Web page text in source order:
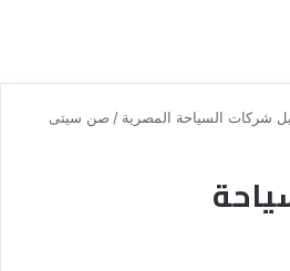
شركات السياحة المصرية / صن سيتى